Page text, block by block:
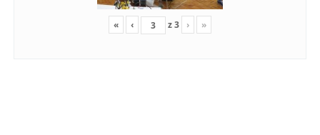
« ‹ z3 › »